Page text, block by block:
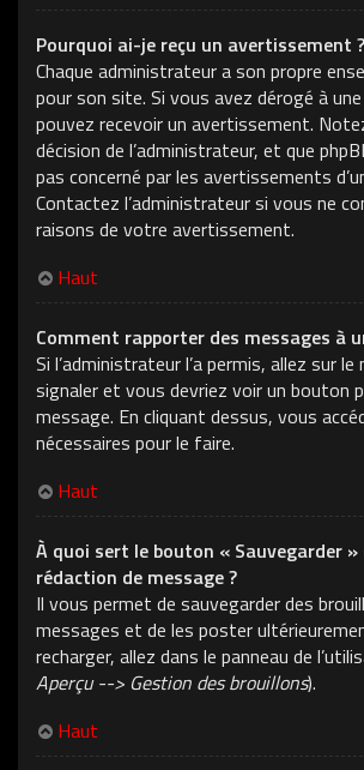
Pourquoi ai-je reçu un avertissement ?
Chaque administrateur a son propre
pour son site. Si vous avez dérogé à
pouvez recevoir un avertissement.
décision de l’administrateur, et que
pas concerné par les avertissements
Contactez l’administrateur si vous ne
raisons de votre avertissement.
Haut
Comment rapporter des messages à
Si l’administrateur l’a permis, allez sur
signaler et vous devriez voir un bouton
message. En cliquant dessus, vous
nécessaires pour le faire.
Haut
À quoi sert le bouton « Sauvegarder »
rédaction de message ?
Il vous permet de sauvegarder des
messages et de les poster
recharger, allez dans le panneau de
Aperçu --> Gestion des brouillons).
Haut